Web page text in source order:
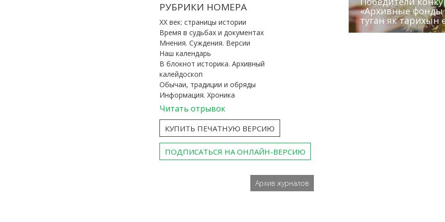
РУБРИКИ НОМЕРА
ХХ век: страницы истории
Время в судьбах и документах
Мнения. Суждения. Версии
Наш календарь
В блокнот историка. Архивный
калейдоскоп
Обычаи, традиции и обряды
Информация. Хроника
Читать отрывок
КУПИТЬ ПЕЧАТНУЮ ВЕРСИЮ
ПОДПИСАТЬСЯ НА ОНЛАЙН-ВЕРСИЮ
Архив журналов
«Архивные фонды
туган як тарихын
Архивисты
Госархива
Эхо веков»
(КХТИ)
«Мир архивов